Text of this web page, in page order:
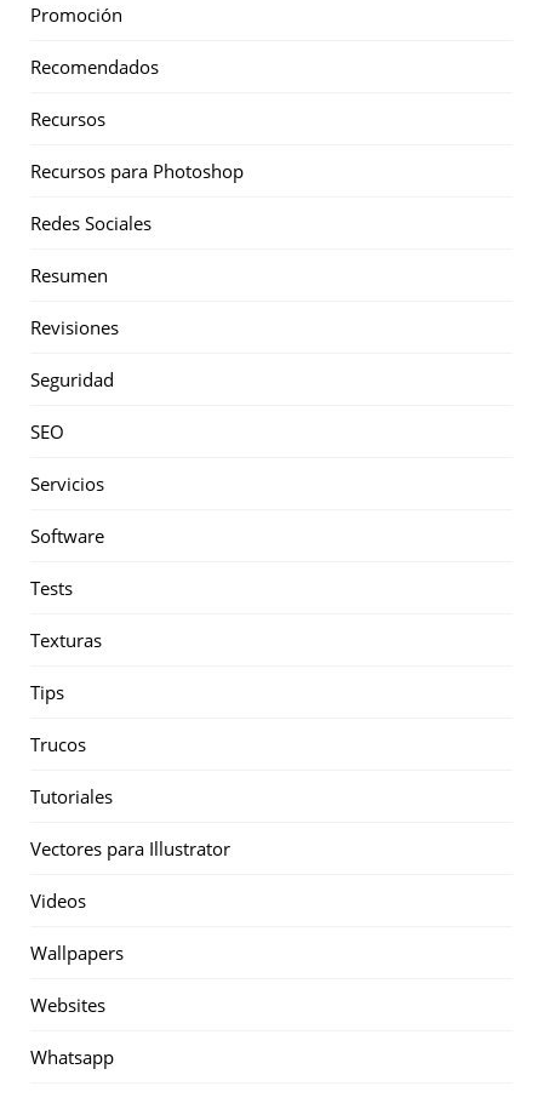
Promoción
Recomendados
Recursos
Recursos para Photoshop
Redes Sociales
Resumen
Revisiones
Seguridad
SEO
Servicios
Software
Tests
Texturas
Tips
Trucos
Tutoriales
Vectores para Illustrator
Videos
Wallpapers
Websites
Whatsapp